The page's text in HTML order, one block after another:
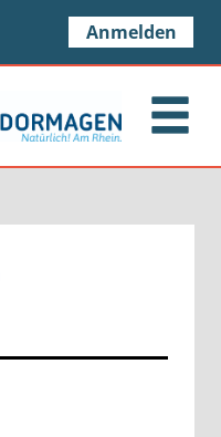
Anmelden